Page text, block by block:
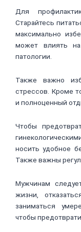
Для
Старайтесь
максимально
может влиять
патологии.
Также важно
стрессов. Кроме
и полноценный
Чтобы
носить удобное
Также важны
Мужчинам
жизни,
заниматься
чтобы